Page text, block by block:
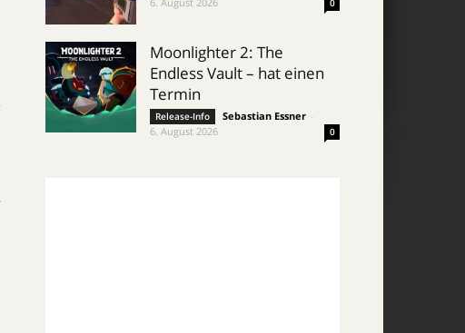
0
Moonlighter 2: The
Endless Vault – hat einen
Termin
Release-Info Sebastian Essner
6. August 2026
0